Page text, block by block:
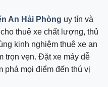
An Hải Phòng uy tín và
thuê xe chất lượng, thủ
kinh nghiệm thuê xe an
trọn vẹn. Đặt xe máy dễ
phá mọi điểm đến thú vị